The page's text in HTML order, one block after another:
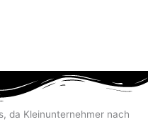
da Kleinunternehmer nach